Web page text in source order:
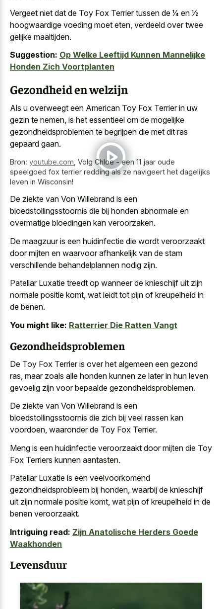
Vergeet niet dat de Toy Fox Terrier tussen de 1⁄4 en 1⁄2
hoogwaardige voeding moet eten, verdeeld over twee
gelijke maaltijden.
Suggestion: Op Welke Leeftijd Kunnen Mannelijke
Honden Zich Voortplanten
Gezondheid en welzijn
Als u overweegt een American Toy Fox Terrier in uw
gezin te nemen, is het essentieel om de mogelijke
gezondheidsproblemen te begrijpen die met dit ras
gepaard gaan.
Bron: youtube.com Volg Chloe - een 11 jaar oude
speelgoed fox terrier redding als ze navigeert het dagelijks
leven in Wisconsin!
De ziekte van Von Willebrand is een
bloedstollingsstoornis die bij honden abnormale en
overmatige bloedingen kan veroorzaken.
De maagzuur is een huidinfectie die wordt veroorzaakt
door mijten en waarvoor afhankelijk van de stam
verschillende behandelplannen nodig zijn.
Patellar Luxatie treedt op wanneer de knieschijf uit zijn
normale positie komt, wat leidt tot pijn of kreupelheid in
de benen.
You might like: Ratterrier Die Ratten Vangt
Gezondheidsproblemen
De Toy Fox Terrier is over het algemeen een gezond
ras, maar zoals alle honden kunnen ze later in hun leven
gevoelig zijn voor bepaalde gezondheidsproblemen.
De ziekte van Von Willebrand is een
bloedstollingsstoornis die zich bij veel rassen kan
voordoen, waaronder de Toy Fox Terrier.
Meng is een huidinfectie veroorzaakt door mijten die Toy
Fox Terriers kunnen aantasten.
Patellar Luxatie is een veelvoorkomend
gezondheidsprobleem bij honden, waarbij de knieschijf
uit zijn normale positie komt, wat pijn of kreupelheid in de
benen veroorzaakt.
Intriguing read: Zijn Anatolische Herders Goede
Waakhonden
Levensduur